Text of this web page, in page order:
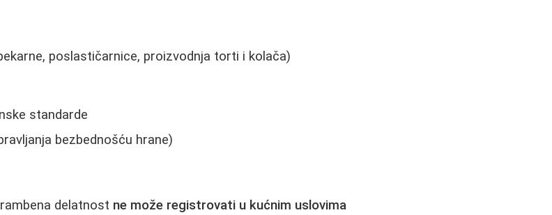
poslastičarnice, proizvodnja torti i kolača)
standarde
bezbednošću hrane)
delatnost ne može registrovati u kućnim uslovima